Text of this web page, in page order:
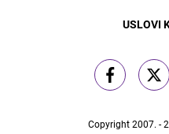
USLOVI
Copyright 2007. -